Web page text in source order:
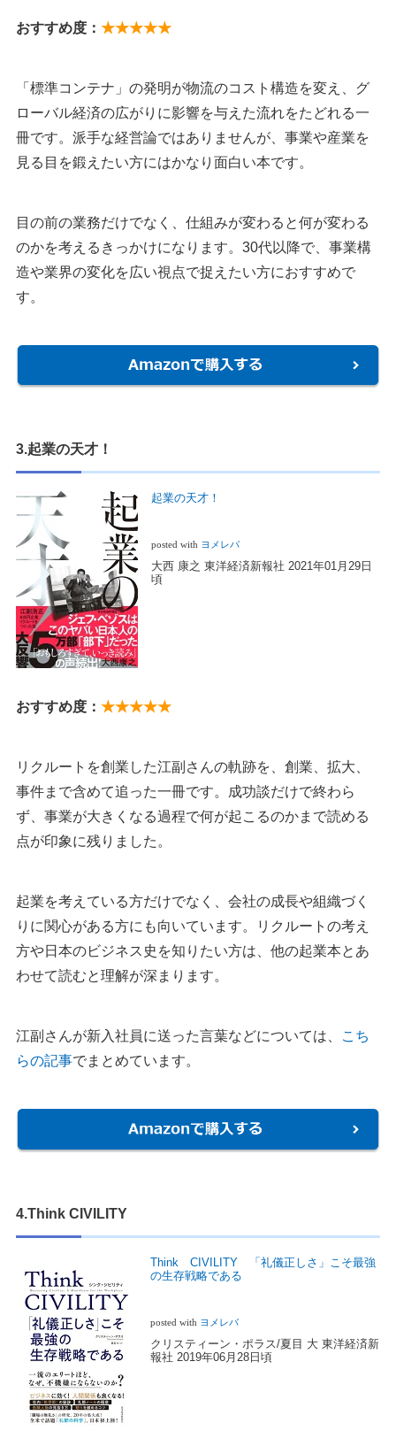
おすすめ度： ★★★★★
「標準コンテナ」の発明が物流のコスト構造を変え、グ
ローバル経済の広がりに影響を与えた流れをたどれる一
冊です。派手な経営論ではありませんが、事業や産業を
見る目を鍛えたい方にはかなり面白い本です。
目の前の業務だけでなく、仕組みが変わると何が変わる
のかを考えるきっかけになります。30代以降で、事業構
造や業界の変化を広い視点で捉えたい方におすすめで
す。
3.起業の天才！
起業の天才！
posted with ヨメレバ
大西 康之 東洋経済新報社 2021年01月29日
頃
おすすめ度： ★★★★★
リクルートを創業した江副さんの軌跡を、創業、拡大、
事件まで含めて追った一冊です。成功談だけで終わら
ず、事業が大きくなる過程で何が起こるのかまで読める
点が印象に残りました。
起業を考えている方だけでなく、会社の成長や組織づく
りに関心がある方にも向いています。リクルートの考え
方や日本のビジネス史を知りたい方は、他の起業本とあ
わせて読むと理解が深まります。
江副さんが新入社員に送った言葉などについては、
こち
らの記事でまとめています。
4.Think CIVILITY
Think CIVILITY 「礼儀正しさ」こそ最強
の生存戦略である
posted with ヨメレバ
クリスティーン・ポラス/夏目 大 東洋経済新
報社 2019年06月28日頃